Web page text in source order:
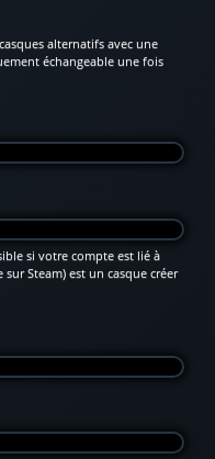
alternatifs avec une
échangeable une fois
si votre compte est lié à
Steam) est un casque créer